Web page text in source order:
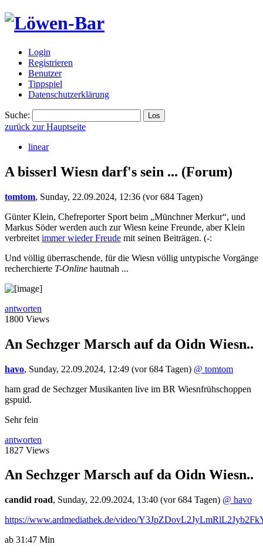
Login
Registrieren
Benutzer
Tippspiel
Datenschutzerklärung
Suche:
zurück zur Hauptseite
linear
A bisserl Wiesn darf's sein ... (Forum)
tomtom, Sunday, 22.09.2024, 12:36 (vor 684 Tagen)
Günter Klein, Chefreporter Sport beim „Münchner Merkur“, und
Markus Söder werden auch zur Wiesn keine Freunde, aber Klein
verbreitet immer wieder Freude mit seinen Beiträgen. (-:
Und völlig überraschende, für die Wiesn völlig untypische Vorgänge
recherchierte T-Online hautnah ...
antworten
1800 Views
An Sechzger Marsch auf da Oidn Wiesn..
havo, Sunday, 22.09.2024, 12:49 (vor 684 Tagen) @ tomtom
ham grad de Sechzger Musikanten live im BR Wiesnfrühschoppen
gspuid.
Sehr fein
antworten
1827 Views
An Sechzger Marsch auf da Oidn Wiesn..
candid road, Sunday, 22.09.2024, 13:40 (vor 684 Tagen) @ havo
https://www.ardmediathek.de/video/
ab 31:47 Min